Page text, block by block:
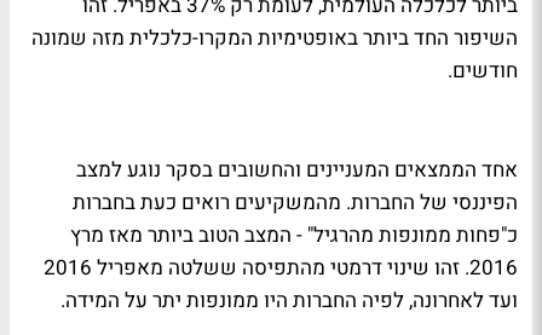
השיפור החד ביותר באופטימיות המקרו-כלכלית מזה שמונה
חודשים.
אחד הממצאים המעניינים והחשובים בסקר נוגע למצב
הפיננסי של החברות. מהמשקיעים רואים כעת בחברות
כ"פחות ממונפות מהרגיל" - המצב הטוב ביותר מאז מרץ
2016. זהו שינוי דרמטי מהתפיסה ששלטה מאפריל 2016
ועד לאחרונה, לפיה החברות היו ממונפות יתר על המידה.